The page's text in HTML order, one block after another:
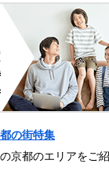
の街特集
京都のエリアをご紹